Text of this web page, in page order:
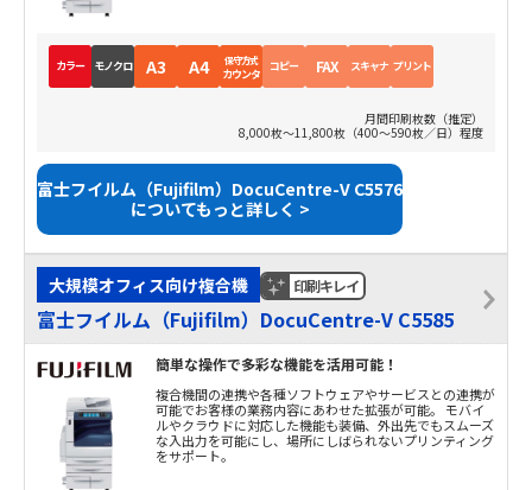
カラー モノクロ A3 A4 保守方式
カウンタ コピー FAX スキャナ プリント
月間印刷枚数（推定）
8,000枚～11,800枚（400～590枚／日）程度
富士フイルム（Fujifilm）DocuCentre-V C5576
についてもっと詳しく >
大規模オフィス向け複合機 印刷キレイ
富士フイルム（Fujifilm）DocuCentre-V C5585
簡単な操作で多彩な機能を活用可能！
複合機間の連携や各種ソフトウェアやサービスとの連携が
可能でお客様の業務内容にあわせた拡張が可能。 モバイ
ルやクラウドに対応した機能も装備、外出先でもスムーズ
な入出力を可能にし、場所にしばられないプリンティング
をサポート。